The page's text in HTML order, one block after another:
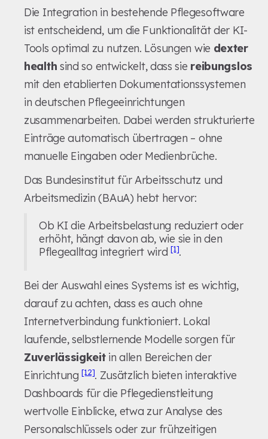
Die Integration in bestehende Pflegesoftware
ist entscheidend, um die Funktionalität der KI-
Tools optimal zu nutzen. Lösungen wie dexter
health sind so entwickelt, dass sie reibungslos
mit den etablierten Dokumentationssystemen
in deutschen Pflegeeinrichtungen
zusammenarbeiten. Dabei werden strukturierte
Einträge automatisch übertragen – ohne
manuelle Eingaben oder Medienbrüche.
Das Bundesinstitut für Arbeitsschutz und
Arbeitsmedizin (BAuA) hebt hervor:
Ob KI die Arbeitsbelastung reduziert oder
erhöht, hängt davon ab, wie sie in den
Pflegealltag integriert wird[1].
Bei der Auswahl eines Systems ist es wichtig,
darauf zu achten, dass es auch ohne
Internetverbindung funktioniert. Lokal
laufende, selbstlernende Modelle sorgen für
Zuverlässigkeitin allen Bereichen der
Einrichtung[12]. Zusätzlich bieten interaktive
Dashboards für die Pflegedienstleitung
wertvolle Einblicke, etwa zur Analyse des
Personalschlüssels oder zur frühzeitigen